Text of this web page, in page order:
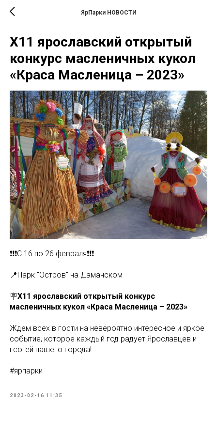
ЯрПарки НОВОСТИ
Х11 ярославский открытый
конкурс масленичных кукол
«Краса Масленица – 2023»
❗️❗️❗️С 16 по 26 февраля❗️❗️❗️
📍Парк "Остров" на Даманском
🪧Х11 ярославский открытый конкурс
масленичных кукол «Краса Масленица – 2023»
Ждем всех в гости на невероятно интересное и яркое
событие, которое каждый год радует Ярославцев и
гсотей нашего города!
#ярпарки
2023-02-16 11:35